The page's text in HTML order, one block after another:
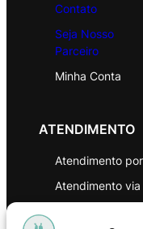
Contato
Seja Nosso
Parceiro
Minha Conta
ATENDIMENTO
Atendimento
Atendimento